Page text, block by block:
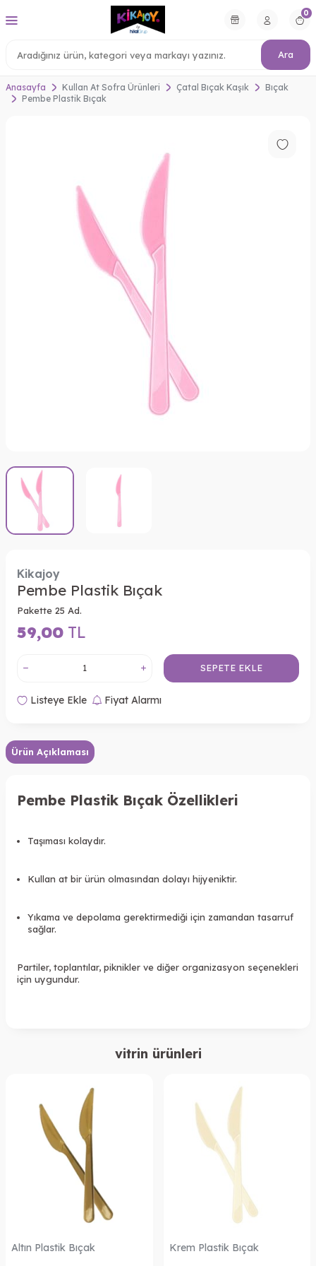
Ara
0
Anasayfa Kullan At Sofra Ürünleri Çatal Bıçak Kaşık
Bıçak
Pembe Plastik Bıçak
Kikajoy
Pembe Plastik Bıçak
Pakette 25 Ad.
59,00 TL
SEPETE EKLE
Listeye Ekle Fiyat Alarmı
Ürün Açıklaması
Pembe Plastik Bıçak Özellikleri
Taşıması kolaydır.
Kullan at bir ürün olmasından dolayı hijyeniktir.
Yıkama ve depolama gerektirmediği için zamandan tasarruf
sağlar.
Partiler, toplantılar, piknikler ve diğer organizasyon seçenekleri
için uygundur.
vitrin ürünleri
Altın Plastik Bıçak Krem Plastik Bıçak